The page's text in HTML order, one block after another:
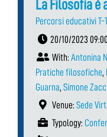
La Filosofia
Percorsi educativi T-
20/10/2023 09:00
With: Antonina
Pratiche filosofiche,
Guarna, Simone
Venue: Sede
Typology: